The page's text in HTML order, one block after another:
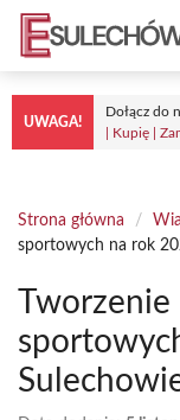
Przejdź
treści
UWAGA!
Dołącz do
| Kupię |
Strona główna /
sportowych na rok